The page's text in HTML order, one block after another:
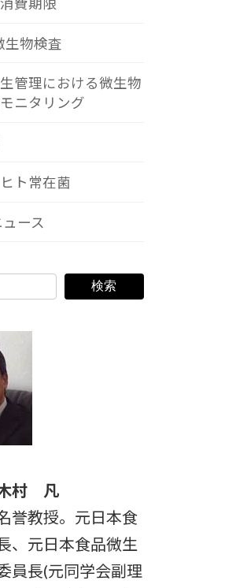
費期限
生物検査
管理における微生物
ニタリング
ト常在菌
ース
検索
村 凡
誉教授。元日本食
、元日本食品微生
員長(元同学会副理